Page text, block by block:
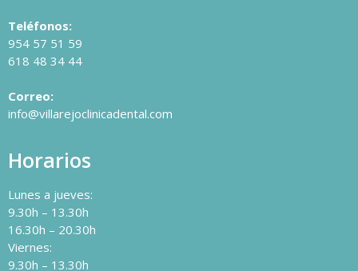
Teléfonos:
954 57 51 59
618 48 34 44
Correo:
info@villarejoclinicadental.com
Horarios
Lunes a jueves:
9.30h – 13.30h
16.30h – 20.30h
Viernes:
9.30h – 13.30h